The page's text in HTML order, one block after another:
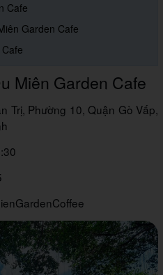
Cafe
Garden Cafe
Miên Garden Cafe
Trị, Phường 10, Quận Gò Vấp,